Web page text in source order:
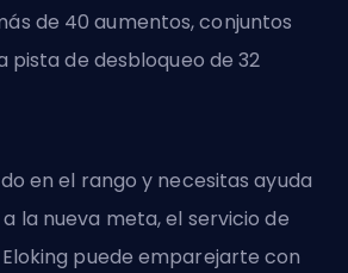
de 40 aumentos, conjuntos
pista de desbloqueo de 32
en el rango y necesitas ayuda
la nueva meta,el servicio de
puede emparejarte con